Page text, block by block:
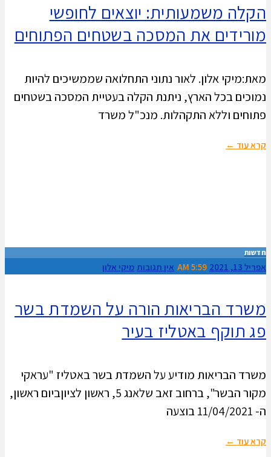
הקלה משמעותית: יוצאים לחופשי
מורידים את המסכה בשטחים הפתוחים
מאת:מיקי אלון. לאור נתוני התחלואה שממשיכים להיות
נמוכים בכל הארץ, ניתנת הקלה בעטיית המסכה בשטחים
פתוחים וללא התקהלות. מנכ"ל משרד
קרא עוד ←
חדשות
אפריל 13, 2021 5:59 AM אין תגובות מיקי אלון
משרד הבריאות הורה על השמדת בשר
פג תוקף באטליז בעיר
משרד הבריאות מודיע על השמדת בשר באטליז "עראקי
מקור הבשר", ברחוב זאב שלאנג 5, ראשון לציוןביום ראשון,
ה- 11/04/2021 בוצעה
קרא עוד ←